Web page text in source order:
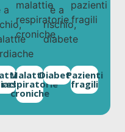
Malattie
respiratorie
croniche
DiabetePazienti
fragili